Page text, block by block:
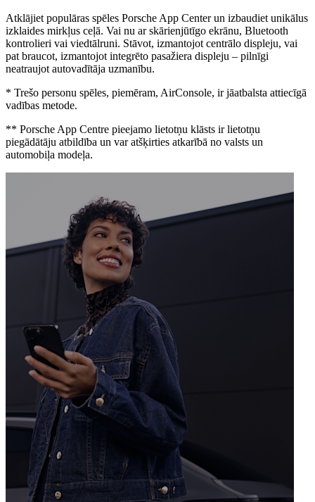
Atklājiet populāras spēles Porsche App Center un izbaudiet unikālus
izklaides mirkļus ceļā. Vai nu ar skārienjūtīgo ekrānu, Bluetooth
kontrolieri vai viedtālruni. Stāvot, izmantojot centrālo displeju, vai
pat braucot, izmantojot integrēto pasažiera displeju – pilnīgi
neatraujot autovadītāja uzmanību.
* Trešo personu spēles, piemēram, AirConsole, ir jāatbalsta attiecīgā
vadības metode.
** Porsche App Centre pieejamo lietotņu klāsts ir lietotņu
piegādātāju atbildība un var atšķirties atkarībā no valsts un
automobiļa modeļa.